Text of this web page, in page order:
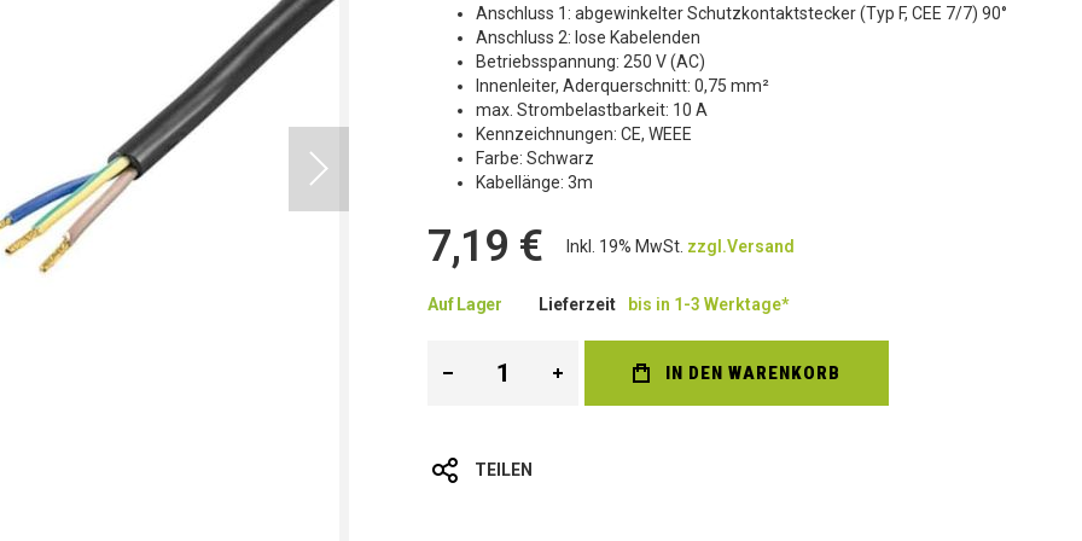
Anschluss 1: abgewinkelter Schutzkontaktstecker (Typ F, CEE 7/7) 90°
Anschluss 2: lose Kabelenden
Betriebsspannung: 250 V (AC)
Innenleiter, Aderquerschnitt: 0,75 mm²
max. Strombelastbarkeit: 10 A
Kennzeichnungen: CE, WEEE
Farbe: Schwarz
Kabellänge: 3m
7,19 € Inkl. 19% MwSt. zzgl.Versand
Auf Lager Lieferzeit bis in 1-3 Werktage*
IN DEN WARENKORB
TEILEN